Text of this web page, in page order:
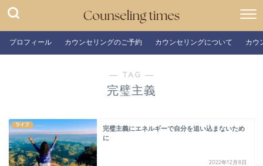
プロフィール カウンセリングのご予約 カウンセリングについて カウ
― TAG ―
完璧主義
ライフ
完璧主義にエネルギーで自分を追い込まないため
に
2022年12月8日